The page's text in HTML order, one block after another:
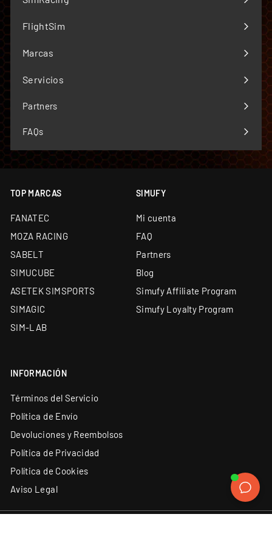
de garantía de Europa
Simucube Premium Reseller — uno de los cuatro de
Envío desde almacén propio de 5.000 m² y
Soporte técnico especializado y garantía oficial en
Expandir
menú
FlightSim
Expandir
menú
Marcas
Expandir
menú
Servicios
Expandir
menú
Partners
FAQs
TOP MARCAS
FANATEC
MOZA RACING
SABELT
SIMUCUBE
ASETEK SIMSPORTS
SIMAGIC
SIM-LAB
SIMUFY
Mi cuenta
FAQ
Partners
Blog
Simufy Affiliate Program
Simufy Loyalty Program
INFORMACIÓN
Términos del Servicio
Política de Envío
Devoluciones y Reembolsos
Política de Privacidad
Política de Cookies
Aviso Legal